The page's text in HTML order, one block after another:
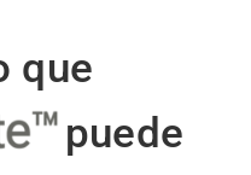
que
puede